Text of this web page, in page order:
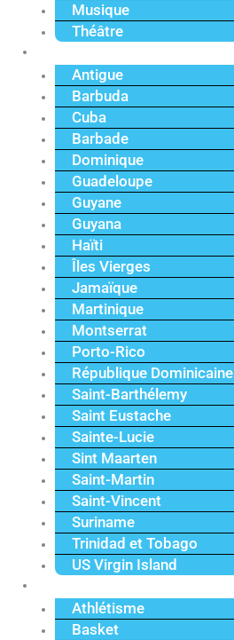
Musique
Théâtre
Antigue
Barbuda
Cuba
Barbade
Dominique
Guadeloupe
Guyane
Guyana
Haïti
Îles Vierges
Jamaïque
Martinique
Montserrat
Porto-Rico
République Dominicaine
Saint-Barthélemy
Saint Eustache
Sainte-Lucie
Sint Maarten
Saint-Martin
Saint-Vincent
Suriname
Trinidad et Tobago
US Virgin Island
Athlétisme
Basket